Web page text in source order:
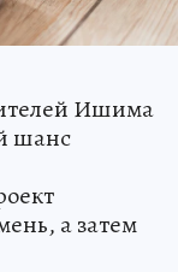
Ишима
шанс
а затем